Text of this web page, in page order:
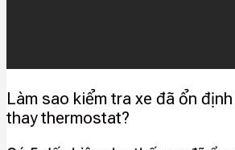
Làm sao kiểm tra xe đã ổn
thay thermostat?